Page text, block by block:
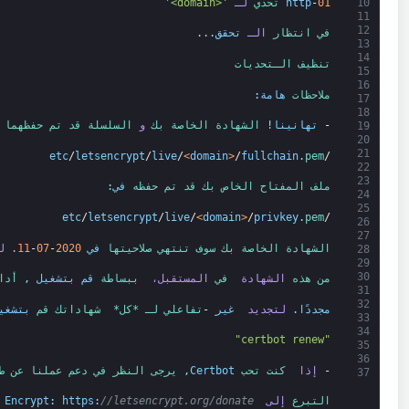
10
11
12
13
14
15
16
17
18
19
20
21
22
23
24
25
26
27
28
29
30
31
32
33
34
35
36
37
في انتظار الـ تحقق.
.
.
تنظيف الـتحديات
ملاحظات هامة :
- تهانينا ! الشهادة الخاصة بك و السلسلة قد تم
/
etc/letsencrypt/live/<domain>/fullchain. pem
ملف المفتاح الخاص بك قد تم حفظه في:
/
etc/ letsencrypt/ live/<domain>/privkey. pem
الشهادة الخاصة بك سوف تنتهي صلاحيتها في 2020
-
07
-
11.
من هذه الشهادة في المستقبل، ببساطة قم بتشغيل ,
مجددًا . لتجديد غير - تفاعلي لـ *كل* شهاداتك قم
"certbot renew"
- إذا كنت تحب Certbot
, يرجى النظر في دعم عملنا عن
التبرع إلى Encrypt : https : //letsencrypt.org/donate